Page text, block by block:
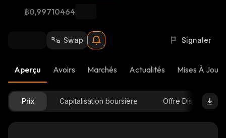
฿0,99710464
Swap Signaler
Aperçu Avoirs Marchés Actualités Mises À Jour
Prix Capitalisation boursière Offre Disponible